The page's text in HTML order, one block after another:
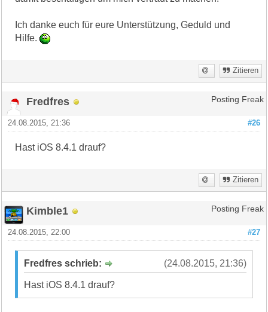
Ich danke euch für eure Unterstützung, Geduld und
Hilfe.
Zitieren
Fredfres Posting Freak
#26
24.08.2015, 21:36
Hast iOS 8.4.1 drauf?
Zitieren
Kimble1 Posting Freak
#27
24.08.2015, 22:00
(24.08.2015, 21:36)
Fredfres schrieb:
Hast iOS 8.4.1 drauf?